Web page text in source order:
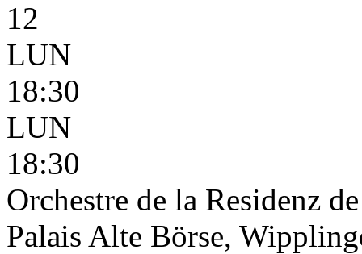
12
LUN
18:30
LUN
18:30
Orchestre de la Residenz
Palais Alte Börse,